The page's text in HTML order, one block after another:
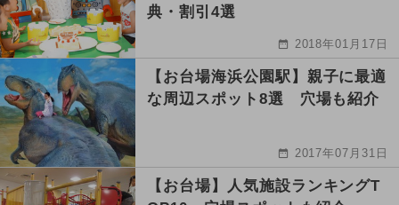
典・割引4選
2018年01月17日
【お台場海浜公園駅】親子に最適
な周辺スポット8選 穴場も紹介
2017年07月31日
【お台場】人気施設ランキングT